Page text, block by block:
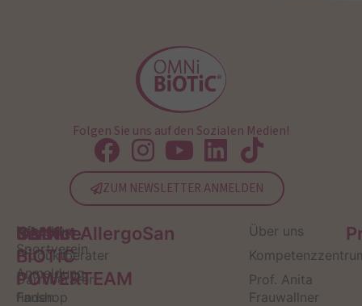
Folgen Sie uns auf den Sozialen Medien!
ZUM NEWSLETTER ANMELDEN
Service
Kontakt
Produktberater
Darmberater
finden
OMNi-
BiOTiC
POWERTEAM
Infos zum
Sportverein
Anmeldung
Fanshop
Institut AllergoSan
Über uns
Prof. Anita
Frauwallner